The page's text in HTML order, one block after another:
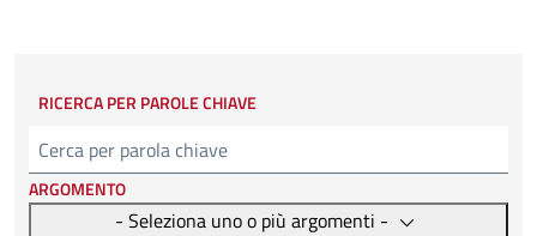
RICERCA PER PAROLE CHIAVE
ARGOMENTO
- Seleziona uno o più argomenti -